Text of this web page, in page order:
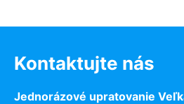
Kontaktujte nás
Jednorázové upratovanie